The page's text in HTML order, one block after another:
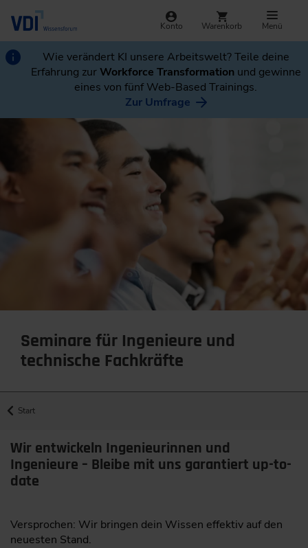
Konto Warenkorb Menü
Wie verändert KI unsere Arbeitswelt? Teile deine
Erfahrung zurWorkforce Transformation und gewinne
eines von fünf Web-Based Trainings.
Zur Umfrage
Seminare für Ingenieure und
technische Fachkräfte
Start
Wir entwickeln Ingenieurinnen und
Ingenieure – Bleibe mit uns garantiert up-to-
date
Versprochen: Wir bringen dein Wissen effektiv auf den
neuesten Stand.